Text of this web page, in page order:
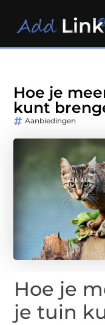
Hoe je
kunt
Aanbiedingen
Hoe je
je tuin